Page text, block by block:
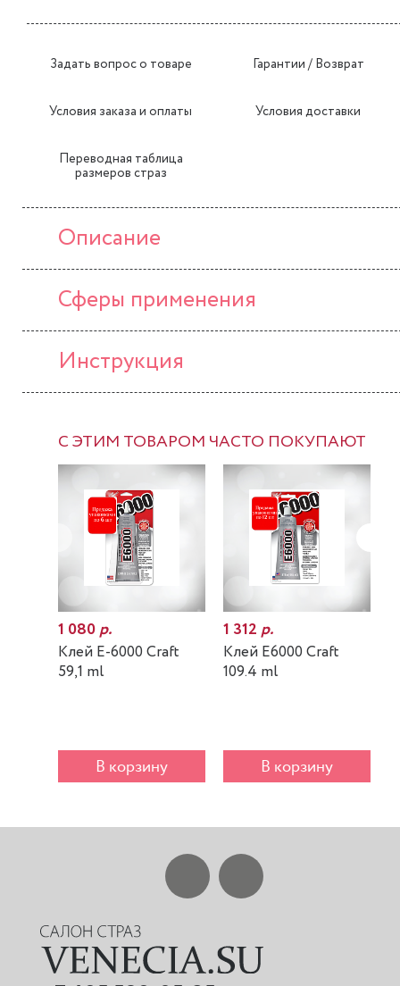
Задать вопрос о товаре Гарантии / Возврат
Условия заказа и оплаты Условия доставки
Переводная таблица
размеров страз
Описание
Сферы применения
Инструкция
С ЭТИМ ТОВАРОМ ЧАСТО ПОКУПАЮТ
1 080р.
Клей E-6000 Craft
59,1 ml
В корзину
1 312р.
Клей E6000 Craft
109.4 ml
В корзину